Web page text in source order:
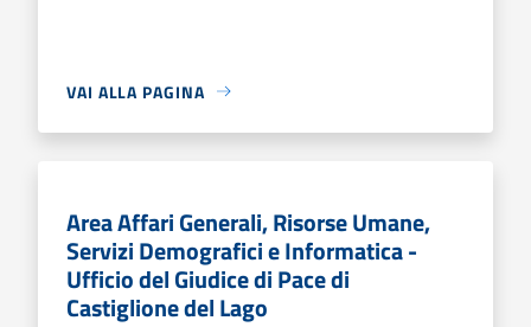
VAI ALLA PAGINA
Area Affari Generali, Risorse Umane,
Servizi Demografici e Informatica -
Ufficio del Giudice di Pace di
Castiglione del Lago